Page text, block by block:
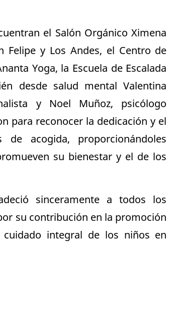
el Salón Orgánico Ximena
Felipe y Los Andes, el Centro de
Yoga, la Escuela de Escalada
desde salud mental Valentina
y Noel Muñoz, psicólogo
para reconocer la dedicación y el
acogida, proporcionándoles
su bienestar y el de los
sinceramente a todos los
su contribución en la promoción
integral de los niños en